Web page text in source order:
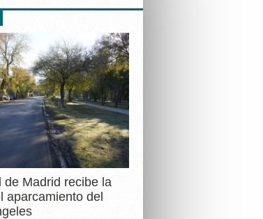
de Madrid recibe la
aparcamiento del